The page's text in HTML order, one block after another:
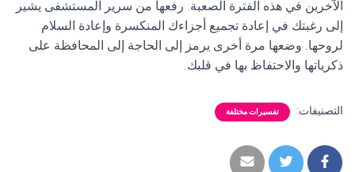
الآخرين في هذه الفترة الصعبة. رفعها من سرير المستشفى يشير
إلى رغبتك في إعادة تجميع أجزاءك المنكسرة وإعادة السلام
لروحها. وضعها مرة أخرى يرمز إلى الحاجة إلى المحافظة على
ذكرياتها والاحتفاظ بها في قلبك.
التصنيفات: تفسيرات مختلفة